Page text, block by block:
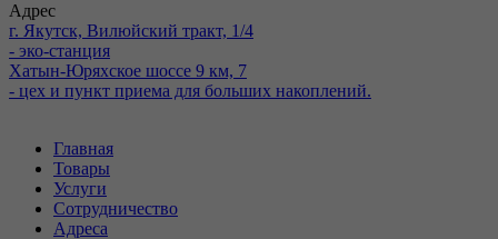
Адрес
г. Якутск, Вилюйский тракт, 1/4
- эко-станция
Хатын-Юряхское шоссе 9 км, 7
- цех и пункт приема для больших накоплений.
Главная
Товары
Услуги
Сотрудничество
Адреса